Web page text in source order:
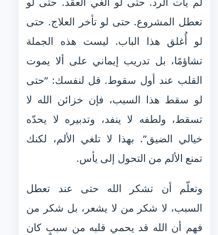
تعطل المشروع. حتى لو تأخر العلاج. حتى
لو أُغلق هذا الباب. ليست هذه الجملة
تشاؤمًا، بل تدريب إيماني على ألا يموت
القلب عند أول سقوط. قل لنفسك: “حتى
لو سقط هذا السبب، فإن خزائن الله لا
تسقط، ولطفه لا ينفد، وتدبيره لا يحدّه
خيالي الضيق”. بهذا لا تلغي الألم، لكنك
تمنع الألم من التحول إلى يأس.
وتعلّم أن تشكر الله حتى عند تعطل
السبب، لا شكر من لا يشعر، بل شكر من
فهم أن الله قد يحمي قلبه من سببٍ كان